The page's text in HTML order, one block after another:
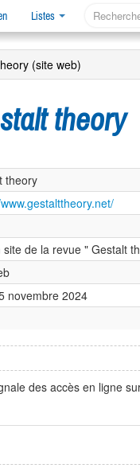
Listes
(site web)
theory
theory
site de la revue " Gestalt
novembre 2024
des accès en ligne